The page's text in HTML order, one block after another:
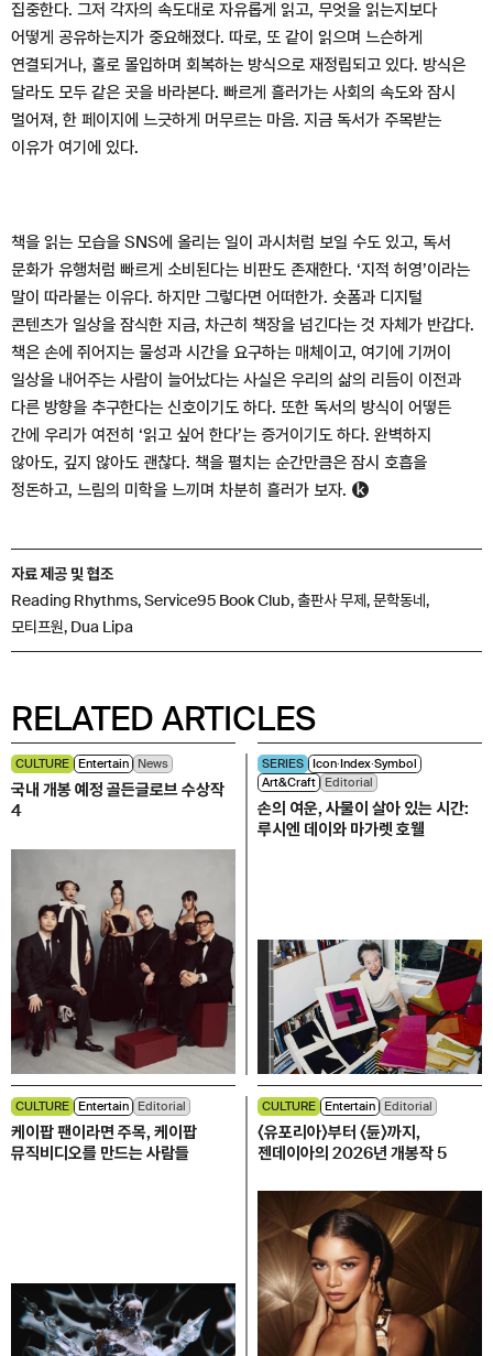
자료 제공 및 협조
Reading Rhythms, Service95 Book Club, 출판사 무제, 문학동네,
모티프원, Dua Lipa
집중한다. 그저 각자의 속도대로 자유롭게 읽고, 무엇을 읽는지보다
어떻게 공유하는지가 중요해졌다. 따로, 또 같이 읽으며 느슨하게
연결되거나, 홀로 몰입하며 회복하는 방식으로 재정립되고 있다. 방식은
달라도 모두 같은 곳을 바라본다. 빠르게 흘러가는 사회의 속도와 잠시
멀어져, 한 페이지에 느긋하게 머무르는 마음. 지금 독서가 주목받는
이유가 여기에 있다.
책을 읽는 모습을 SNS에 올리는 일이 과시처럼 보일 수도 있고, 독서
문화가 유행처럼 빠르게 소비된다는 비판도 존재한다. ‘지적 허영’이라는
말이 따라붙는 이유다. 하지만 그렇다면 어떠한가. 숏폼과 디지털
콘텐츠가 일상을 잠식한 지금, 차근히 책장을 넘긴다는 것 자체가 반갑다.
책은 손에 쥐어지는 물성과 시간을 요구하는 매체이고, 여기에 기꺼이
일상을 내어주는 사람이 늘어났다는 사실은 우리의 삶의 리듬이 이전과
다른 방향을 추구한다는 신호이기도 하다. 또한 독서의 방식이 어떻든
간에 우리가 여전히 ‘읽고 싶어 한다’는 증거이기도 하다. 완벽하지
않아도, 깊지 않아도 괜찮다. 책을 펼치는 순간만큼은 잠시 호흡을
정돈하고, 느림의 미학을 느끼며 차분히 흘러가 보자.
RELATED ARTICLES
CULTURE Entertain News
국내 개봉 예정 골든글로브 수상작
4
SERIES Icon∙Index∙Symbol
Art&Craft
Editorial
손의 여운, 사물이 살아 있는 시간:
루시엔 데이와 마가렛 호웰
CULTURE Entertain Editorial
케이팝 팬이라면 주목, 케이팝
뮤직비디오를 만드는 사람들
CULTURE Entertain Editorial
〈유포리아〉부터 〈듄〉까지,
젠데이아의 2026년 개봉작 5